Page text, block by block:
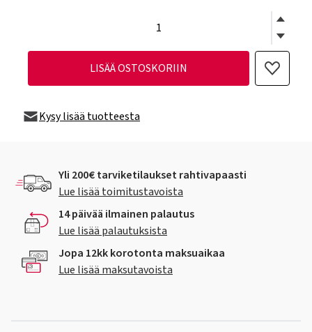
LISÄÄ OSTOSKORIIN
Kysy lisää tuotteesta
Yli 200€ tarviketilaukset rahtivapaasti
Lue lisää toimitustavoista
14 päivää ilmainen palautus
Lue lisää palautuksista
Jopa 12kk korotonta maksuaikaa
Lue lisää maksutavoista